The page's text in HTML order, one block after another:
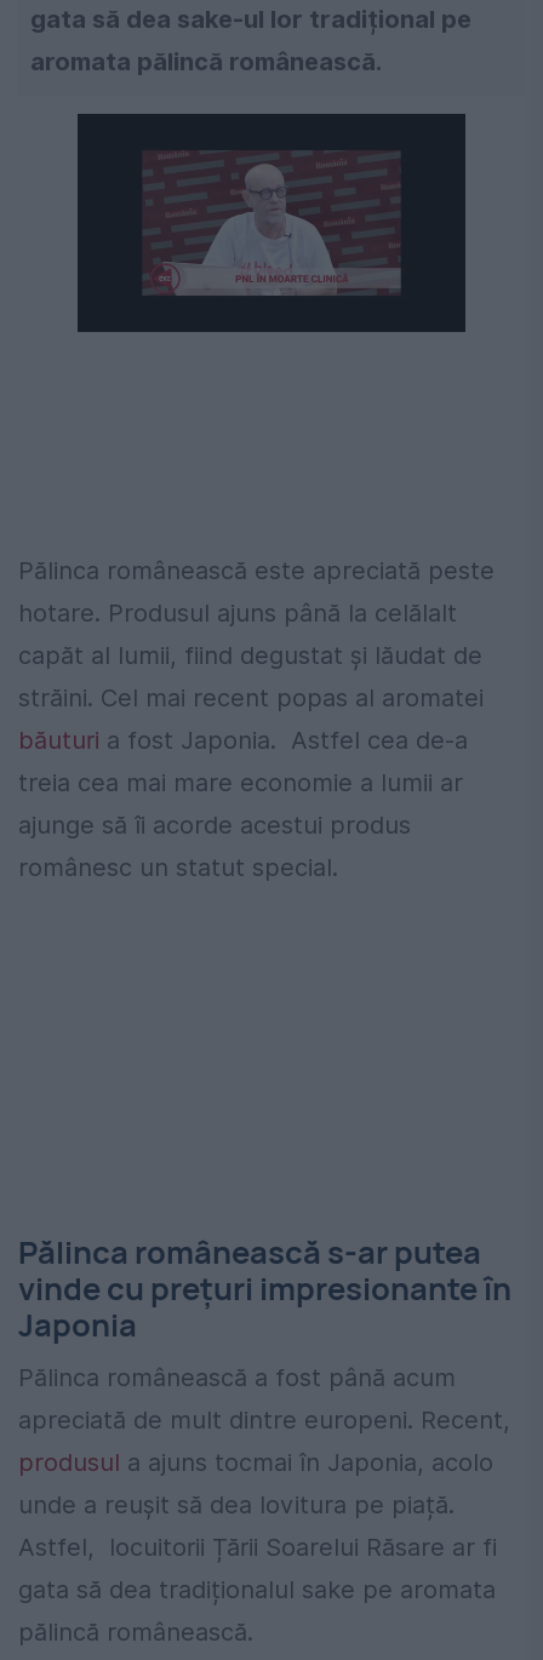
gata să dea sake-ul lor tradițional pe
aromata pălincă românească.
Pălinca românească este apreciată peste
hotare. Produsul ajuns până la celălalt
capăt al lumii, fiind degustat și lăudat de
străini. Cel mai recent popas al aromatei
băuturi a fost Japonia. Astfel cea de-a
treia cea mai mare economie a lumii ar
ajunge să îi acorde acestui produs
românesc un statut special.
Pălinca românească s-ar putea
vinde cu prețuri impresionante în
Japonia
Pălinca românească a fost până acum
apreciată de mult dintre europeni. Recent,
produsul a ajuns tocmai în Japonia, acolo
unde a reușit să dea lovitura pe piață.
Astfel, locuitorii Țării Soarelui Răsare ar fi
gata să dea tradiționalul sake pe aromata
pălincă românească.